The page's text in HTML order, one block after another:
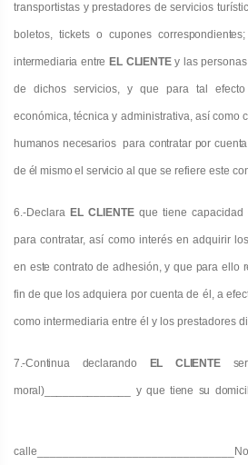
transportistas y prestadores de servicios
boletos, tickets o cupones
intermediaria entre EL CLIENTEy las
de dichos servicios, y que para tal
económica, técnica y administrativa, así como
humanos necesarios para contratar por
de él mismo el servicio al que se refiere este
6.-Declara EL CLIENTE que tiene capacidad
para contratar, así como interés en adquirir
en este contrato de adhesión, y que para ello
fin de que losadquiera por cuenta de él, a
como intermediaria entre él y los prestadores
7.-Continua declarando EL CLIENTE
moral)______________ y que tiene su